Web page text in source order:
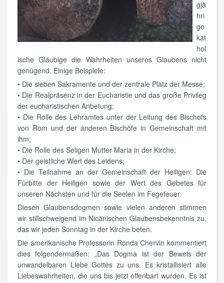
gjä
hri
ge
kat
hol
ische Gläubige die Wahrheiten unseres Glaubens nicht
genügend. Einige Beispiele:
• Die sieben Sakramente und der zentrale Platz der Messe;
• Die Realpräsenz in der Eucharistie und das große Privileg
der eucharistischen Anbetung;
• Die Rolle des Lehramtes unter der Leitung des Bischofs
von Rom und der anderen Bischöfe in Gemeinschaft mit
ihm;
• Die Rolle des Seligen Mutter Maria in der Kirche;
• Der geistliche Wert des Leidens;
• Die Teilnahme an der Gemeinschaft der Heiligen: Die
Fürbitte der Heiligen sowie der Wert des Gebetes für
unseren Nächsten und für die Seelen im Fegefeuer.
Diesen Glaubensdogmen sowie vielen anderen stimmen
wir stillschweigend im Nicänischen Glaubensbekenntnis zu,
das wir jeden Sonntag in der Kirche beten.
Die amerikanische Professorin Ronda Chervin kommentiert
dies folgendermaßen: „Das Dogma ist der Beweis der
unwandelbaren Liebe Gottes zu uns. Es kristallisiert alle
Liebeswahrheiten, die uns bis jetzt offenbart wurden. Es ist